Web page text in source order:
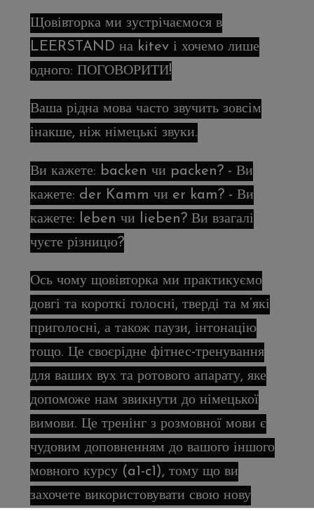
Щовівторка ми зустрічаємося в
LEERSTAND на kitev і хочемо лише
одного: ПОГОВОРИТИ!
Ваша рідна мова часто звучить зовсім
інакше, ніж німецькі звуки.
Ви кажете: backen чи packen? - Ви
кажете: der Kamm чи er kam? - Ви
кажете: leben чи lieben? Ви взагалі
чуєте різницю?
Ось чому щовівторка ми практикуємо
довгі та короткі голосні, тверді та м’які
приголосні, а також паузи, інтонацію
тощо. Це своєрідне фітнес-тренування
для ваших вух та ротового апарату, яке
допоможе нам звикнути до німецької
вимови. Це тренінг з розмовної мови є
чудовим доповненням до вашого іншого
мовного курсу (a1-c1), тому що ви
захочете використовувати свою нову